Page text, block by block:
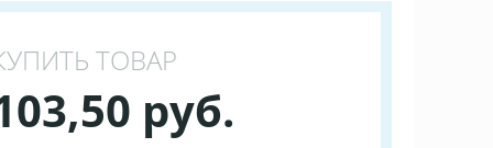
ТОВАР
руб.